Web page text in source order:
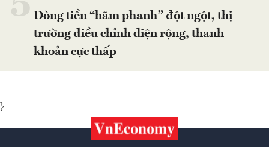
Dòng tiền “hãm phanh” đột ngột, thị
trường điều chỉnh diện rộng, thanh
khoản cực thấp
}